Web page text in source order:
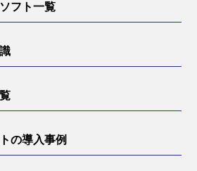
フト一覧
の導入事例